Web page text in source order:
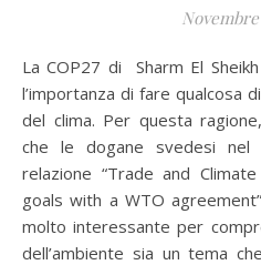
La COP27 di Sharm El Sheikh ci ricorda ancora una volta
l’importanza di fare qualcosa
del clima. Per questa
che le dogane svedesi nel
relazione “Trade and
goals with a WTO
molto interessante per
dell’ambiente sia un tema